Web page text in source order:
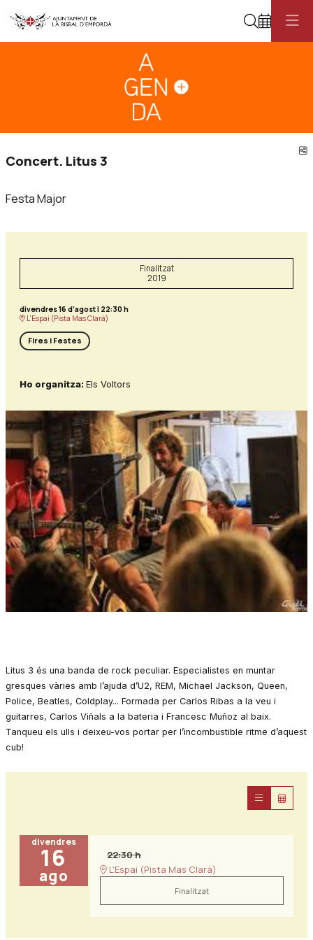
Cerca
Concert. Litus 3
Festa Major
Finalitzat
2019
divendres 16 d’agost| 22:30 h
L'Espai (Pista Mas Clarà)
Fires i Festes
Ho organitza: Els Voltors
Litus 3 és una banda de rock peculiar. Especialistes en muntar
gresques vàries amb l’ajuda d’U2, REM, Michael Jackson, Queen,
Police, Beatles, Coldplay... Formada per Carlos Ribas a la veu i
guitarres, Carlos Viñals a la bateria i Francesc Muñoz al baix.
Tanqueu els ulls i deixeu-vos portar per l’incombustible ritme d’aquest
cub!
divendres
16
ago
22:30 h
L'Espai (Pista Mas Clarà)
Finalitzat